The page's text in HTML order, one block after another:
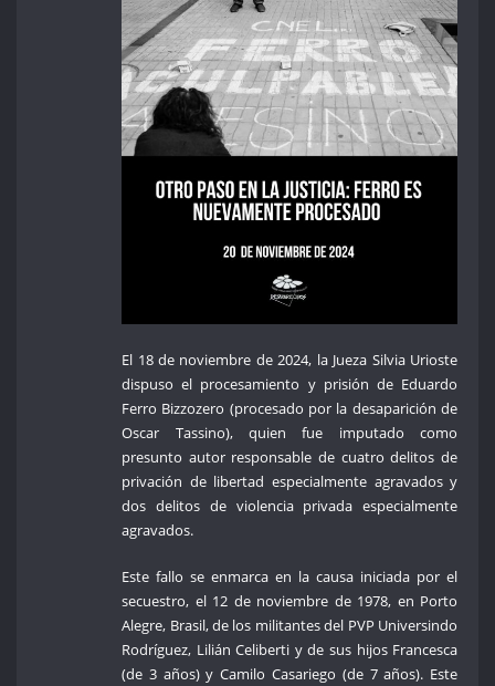
El 18 de noviembre de 2024, la Jueza Silvia Urioste
dispuso el procesamiento y prisión de Eduardo
Ferro Bizzozero (procesado por la desaparición de
Oscar Tassino), quien fue imputado como
presunto autor responsable de cuatro delitos de
privación de libertad especialmente agravados y
dos delitos de violencia privada especialmente
agravados.
Este fallo se enmarca en la causa iniciada por el
secuestro, el 12 de noviembre de 1978, en Porto
Alegre, Brasil, de los militantes del PVP Universindo
Rodríguez, Lilián Celiberti y de sus hijos Francesca
(de 3 años) y Camilo Casariego (de 7 años). Este